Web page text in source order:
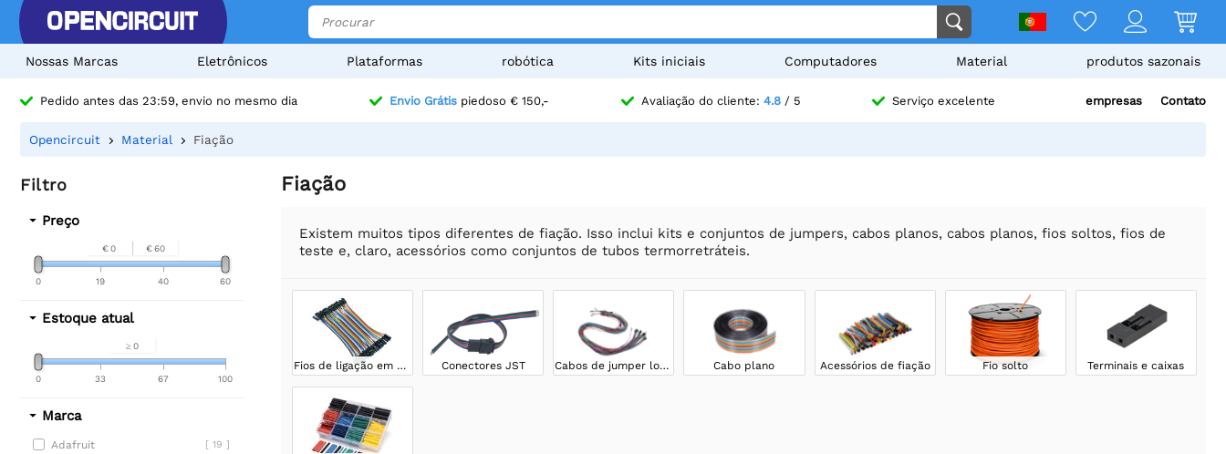
Nossas Marcas Eletrônicos Plataformas robótica Kits iniciais Computadores Material produtos sazonais
Pedido antes das 23:59, envio no mesmo dia Envio Grátispiedoso € 150,- Avaliação do cliente: 4.8/ 5 Serviço excelente empresas Contato
Opencircuit Material Fiação
Filtro
Preço
€ 0 € 60
0 60
19 40
Estoque atual
≥ 0
0 100
33 67
Marca
Adafruit [ 19 ]
Fiação
Existem muitos tipos diferentes de fiação. Isso inclui kits e conjuntos de jumpers, cabos planos, cabos planos, fios soltos, fios de
teste e, claro, acessórios como conjuntos de tubos termorretráteis.
Fios de ligação em ponte Conectores JST Cabos de jumper longos Cabo plano Acessórios de fiação Fio solto Terminais e caixas